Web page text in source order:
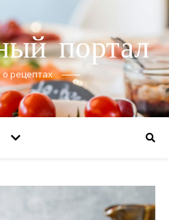
портал
о рецептах